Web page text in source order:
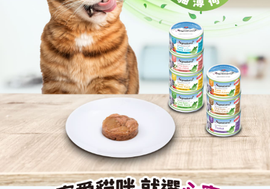
恩沛科技股份有限公司將有權停止該用戶之使用額度並採取法律行動。